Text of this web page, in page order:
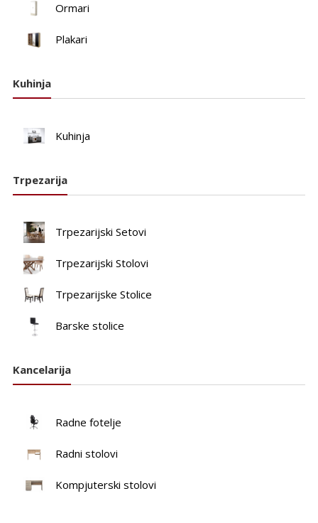
Ormari
Plakari
Kuhinja
Kuhinja
Trpezarija
Trpezarijski Setovi
Trpezarijski Stolovi
Trpezarijske Stolice
Barske stolice
Kancelarija
Radne fotelje
Radni stolovi
Kompjuterski stolovi